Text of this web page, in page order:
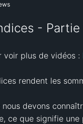
-
plus de vidéos :
rendent les
devons
ce que signifie